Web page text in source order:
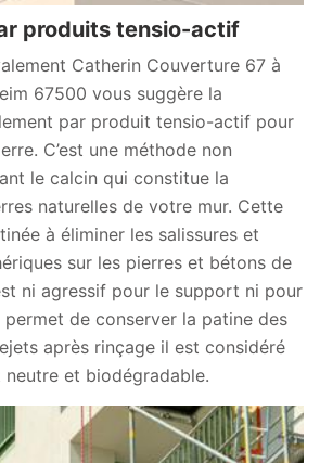
produits tensio-actif
Catherin Couverture 67 à
67500 vous suggère la
par produit tensio-actif pour
C’est une méthode non
le calcin qui constitue la
naturelles de votre mur. Cette
à éliminer les salissures et
sur les pierres et bétons de
ni agressif pour le support ni pour
permet de conserver la patine des
après rinçage il est considéré
et biodégradable.